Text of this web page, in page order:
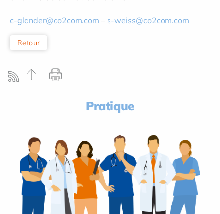
c-glander@co2com.com – s-weiss@co2com.com
Retour
Pratique